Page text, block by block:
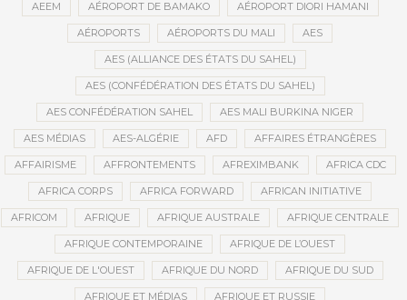
AEEM AÉROPORT DE BAMAKO AÉROPORT DIORI HAMANI
AÉROPORTS AÉROPORTS DU MALI AES
AES (ALLIANCE DES ÉTATS DU SAHEL)
AES (CONFÉDÉRATION DES ÉTATS DU SAHEL)
AES CONFÉDÉRATION SAHEL AES MALI BURKINA NIGER
AES MÉDIAS AES-ALGÉRIE AFD AFFAIRES ÉTRANGÈRES
AFFAIRISME AFFRONTEMENTS AFREXIMBANK AFRICA CDC
AFRICA CORPS AFRICA FORWARD AFRICAN INITIATIVE
AFRICOM AFRIQUE AFRIQUE AUSTRALE AFRIQUE CENTRALE
AFRIQUE CONTEMPORAINE AFRIQUE DE L’OUEST
AFRIQUE DE L'OUEST AFRIQUE DU NORD AFRIQUE DU SUD
AFRIQUE ET MÉDIAS AFRIQUE ET RUSSIE